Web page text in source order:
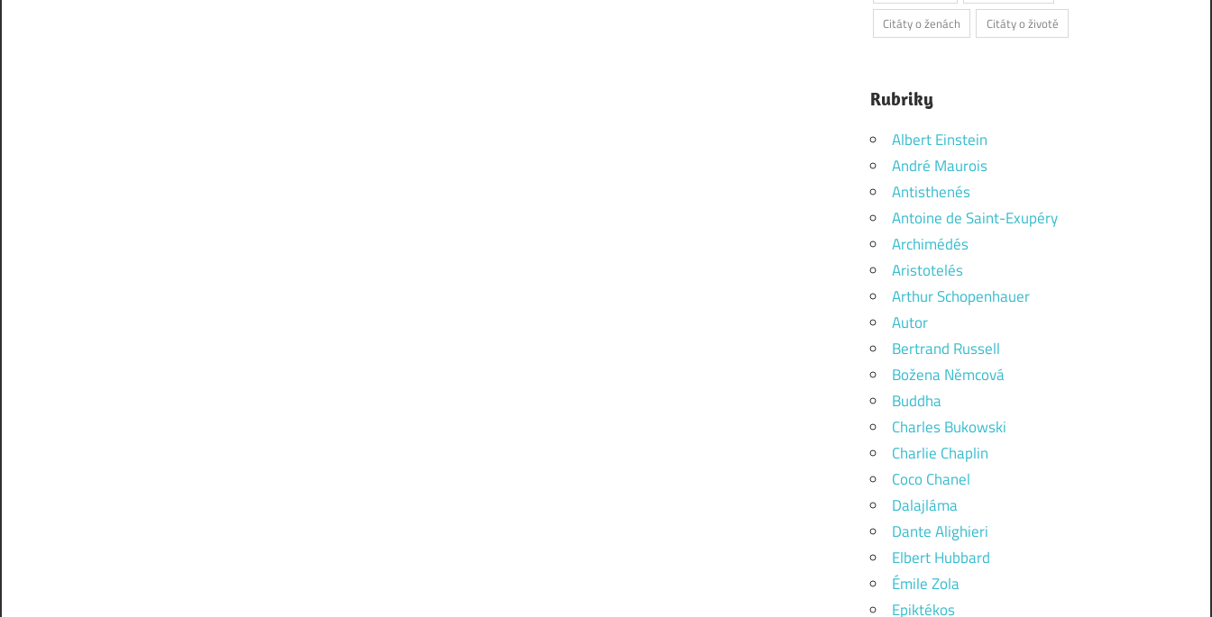
Citáty o ženách
Citáty o životě
Rubriky
Albert Einstein
André Maurois
Antisthenés
Antoine de Saint-Exupéry
Archimédés
Aristotelés
Arthur Schopenhauer
Autor
Bertrand Russell
Božena Němcová
Buddha
Charles Bukowski
Charlie Chaplin
Coco Chanel
Dalajláma
Dante Alighieri
Elbert Hubbard
Émile Zola
Epiktékos